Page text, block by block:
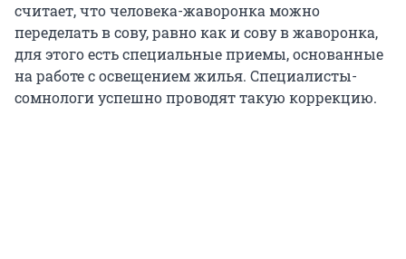
считает, что человека-жаворонка можно
переделать в сову, равно как и сову в жаворонка,
для этого есть специальные приемы, основанные
на работе с освещением жилья. Специалисты-
сомнологи успешно проводят такую коррекцию.